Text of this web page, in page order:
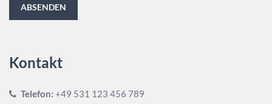
Kontakt
Telefon: +49 531 123 456 789